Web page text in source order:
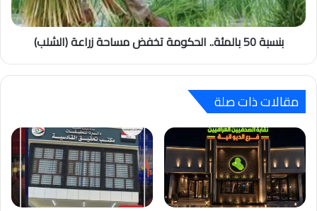
بنسبة 50 بالمئة.. الحكومة تخفض مساحة زراعة (الشلب)
مقالات ذات صلة